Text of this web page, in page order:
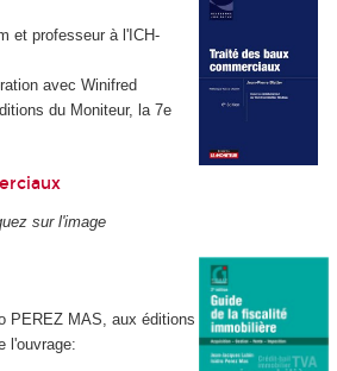
et professeur à l'ICH-
avec Winifred
du Moniteur, la 7e
sur l'image
PEREZ MAS, aux éditions
l'ouvrage: